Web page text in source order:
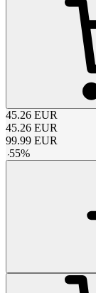
45.26 EUR
45.26 EUR
99.99 EUR
-55%